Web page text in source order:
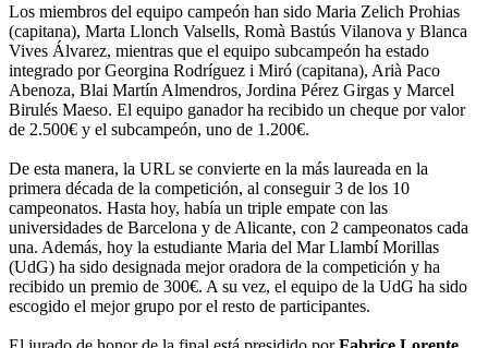
Los miembros del equipo campeón han sido Maria Zelich Prohias
(capitana), Marta Llonch Valsells, Romà Bastús Vilanova y Blanca
Vives Álvarez, mientras que el equipo subcampeón ha estado
integrado por Georgina Rodríguez i Miró (capitana), Arià Paco
Abenoza, Blai Martín Almendros, Jordina Pérez Girgas y Marcel
Birulés Maeso. El equipo ganador ha recibido un cheque por valor
de 2.500€ y el subcampeón, uno de 1.200€.
De esta manera, la URL se convierte en la más laureada en la
primera década de la competición, al conseguir 3 de los 10
campeonatos. Hasta hoy, había un triple empate con las
universidades de Barcelona y de Alicante, con 2 campeonatos cada
una. Además, hoy la estudiante Maria del Mar Llambí Morillas
(UdG) ha sido designada mejor oradora de la competición y ha
recibido un premio de 300€. A su vez, el equipo de la UdG ha sido
escogido el mejor grupo por el resto de participantes.